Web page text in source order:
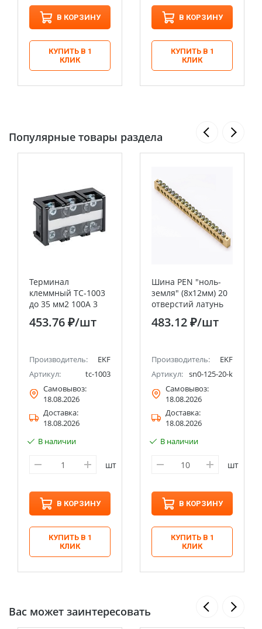
В КОРЗИНУ
КУПИТЬ В 1
КЛИК
В КОРЗИНУ
КУПИТЬ В 1
КЛИК
Популярные товары раздела
Терминал
клеммный TC-1003
до 35 мм2 100A 3
клеммных пар EKF
PROxima
453.76 ₽/шт
Производитель:
EKF
Артикул:
tc-1003
Самовывоз:
18.08.2026
Доставка:
18.08.2026
В наличии
шт
В КОРЗИНУ
КУПИТЬ В 1
КЛИК
Шина PEN "ноль-
земля" (8х12мм) 20
отверстий латунь
крепеж по краям
EKF PROxima
483.12 ₽/шт
Производитель:
EKF
Артикул: sn0-125-20-k
Самовывоз:
18.08.2026
Доставка:
18.08.2026
В наличии
шт
В КОРЗИНУ
КУПИТЬ В 1
КЛИК
Вас может заинтересовать